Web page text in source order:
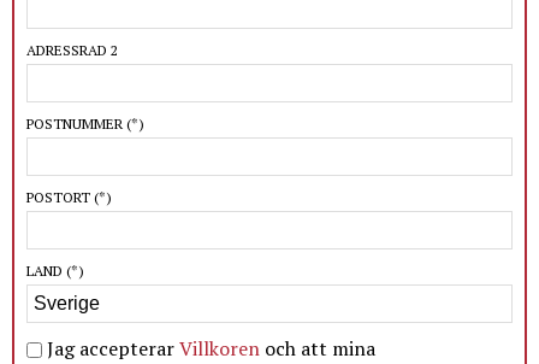
ADRESSRAD 2
POSTNUMMER (*)
POSTORT (*)
LAND (*)
Jag accepterarVillkoren och att mina